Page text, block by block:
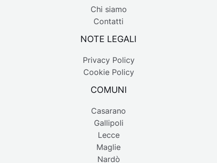
Chi siamo
Contatti
NOTE LEGALI
Privacy Policy
Cookie Policy
COMUNI
Casarano
Gallipoli
Lecce
Maglie
Nardò